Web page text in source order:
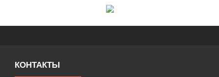
КОНТАКТЫ